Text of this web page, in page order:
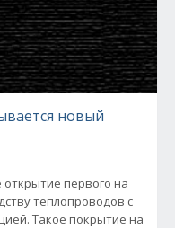
новый
открытие первого на
теплопроводов с
Такое покрытие на